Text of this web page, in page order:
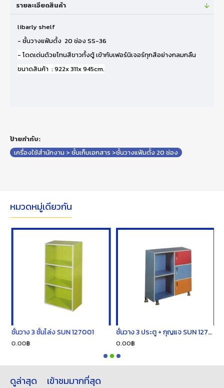
รายละเอียดสินค้า
libarly shelf
- ชั้นวางแฟ้มตั้ง 20 ช่อง SS-36
- โดดเด่นด้วยโทนสีขาวทั้งตู้ เข้ากับเฟอร์นิเจอร์ทุกสีอย่างกลมกลืน
ขนาดสินค้า : 922x 311x 945cm.
ป้ายกำกับ:
เครื่องใช้สำนักงาน > ชั้นเก็บเอกสาร >ชั้นวางแฟ้มตั้ง 20 ช่อง
หมวดหมู่เดียวกัน
ชั้นวาง 3 ชั้นโล่ง SUN 127001
0.00฿
ชั้นวาง 3 ประตู + กุญแจ SUN 127013
0.00฿
ดูล่าสุด เข้าชมมากที่สุด